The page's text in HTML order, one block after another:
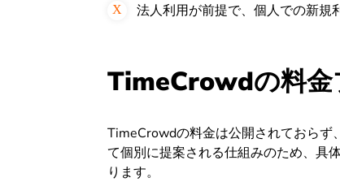
法人利用が前提で、個人での新規
TimeCrowdの料金
TimeCrowdの料金は公開されておらず
て個別に提案される仕組みのため、具
ります。